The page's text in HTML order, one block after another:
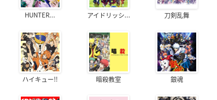
HUNTER... アイドリッシ... 刀剣乱舞
ハイキュー!! 暗殺教室 銀魂